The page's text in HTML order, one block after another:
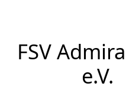
FSV
e.V.